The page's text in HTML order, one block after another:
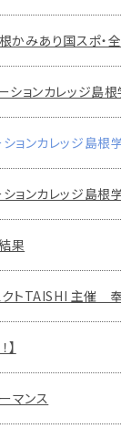
根かみあり国スポ・
ションカレッジ島根
ョンカレッジ島根学
ョンカレッジ島根学
果
クトTAISHI 主催
】
マンス